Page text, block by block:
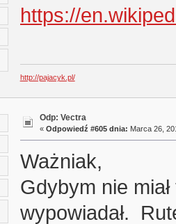
https://
http://pajacyk.pl/
Odp: Vectra
« Odpowiedź #605 dnia: Marca 26,
Ważniak,
Gdybym nie
wypowiadał.